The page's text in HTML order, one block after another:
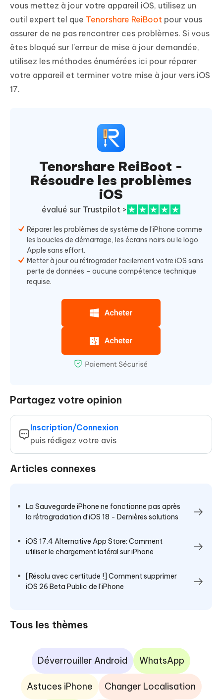
vous mettez à jour votre appareil iOS, utilisez un
outil expert tel que Tenorshare ReiBoot pour vous
assurer de ne pas rencontrer ces problèmes. Si vous
êtes bloqué sur l'erreur de mise à jour demandée,
utilisez les méthodes énumérées ici pour réparer
votre appareil et terminer votre mise à jour vers iOS
17.
Tenorshare ReiBoot -
Résoudre les problèmes
iOS
évalué sur Trustpilot >
Réparer les problèmes de système de l'iPhone comme
les boucles de démarrage, les écrans noirs ou le logo
Apple sans effort.
Metter à jour ou rétrograder facilement votre iOS sans
perte de données – aucune compétence technique
requise.
Partagez votre opinion
Inscription/Connexion
puis rédigez votre avis
Articles connexes
La Sauvegarde iPhone ne fonctionne pas après
la rétrogradation d’iOS 18 - Dernières solutions
iOS 17.4 Alternative App Store: Comment
utiliser le chargement latéral sur iPhone
[Résolu avec certitude !] Comment supprimer
iOS 26 Beta Public de l'iPhone
Tous les thèmes
Déverrouiller Android WhatsApp
Astuces iPhone Changer Localisation